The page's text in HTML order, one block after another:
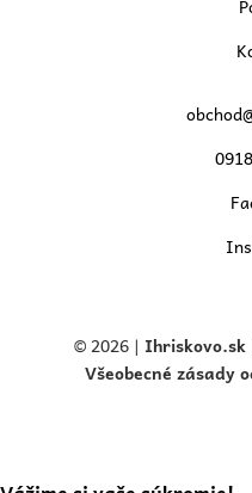
© 2026 | Ihriskovo.sk
Všeobecné zásady